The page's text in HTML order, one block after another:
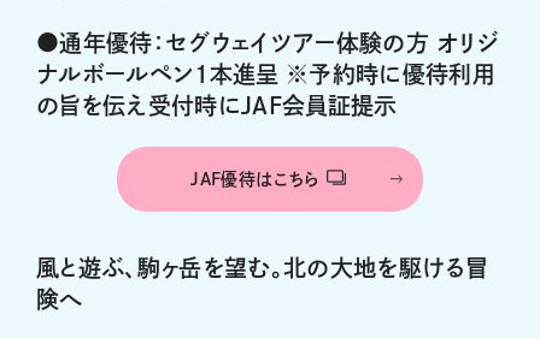
●通年優待：セグウェイツアー体験の方 オリジ
ナルボールペン1本進呈 ※予約時に優待利用
の旨を伝え受付時にJAF会員証提示
JAF優待はこちら
風と遊ぶ、駒ヶ岳を望む。北の大地を駆ける冒
険へ